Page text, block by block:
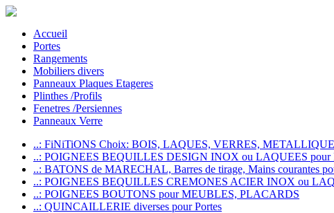
Accueil
Portes
Rangements
Mobiliers divers
Panneaux Plaques Etageres
Plinthes /Profils
Fenetres /Persiennes
Panneaux Verre
..: FiNiTiONS Choix: BOIS, LAQUES, VERRES,
..: POIGNEES BEQUILLES DESIGN INOX ou LAQUEES
..: BATONS de MARECHAL, Barres de tirage, Mains courantes
..: POIGNEES BEQUILLES CREMONES ACIER INOX ou
..: POIGNEES BOUTONS pour MEUBLES, PLACARDS
..: QUINCAILLERIE diverses pour Portes